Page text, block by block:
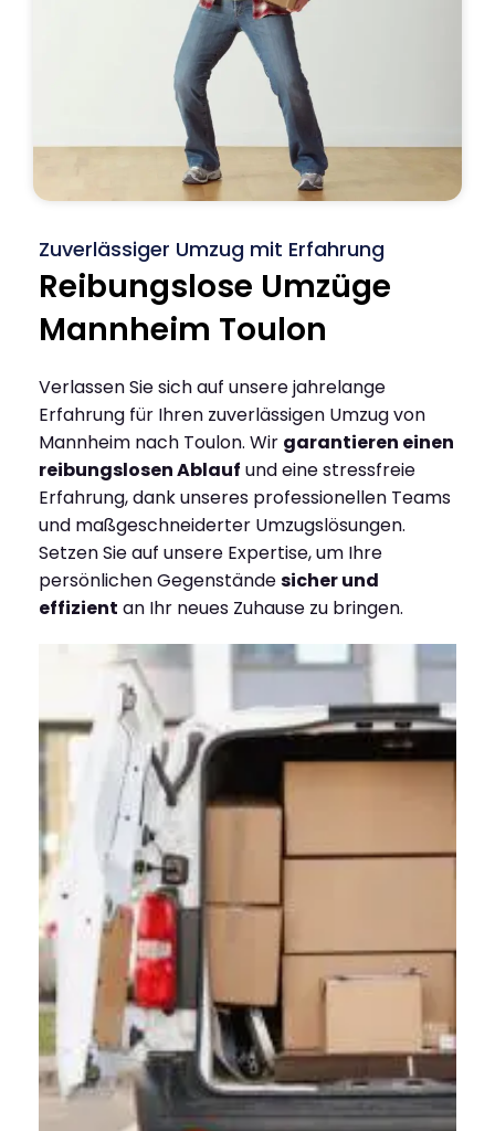
Zuverlässiger Umzug mit Erfahrung
Reibungslose Umzüge
Mannheim Toulon
Verlassen Sie sich auf unsere jahrelange
Erfahrung für Ihren zuverlässigen Umzug von
Mannheim nach Toulon. Wir garantieren einen
reibungslosen Ablauf und eine stressfreie
Erfahrung, dank unseres professionellen Teams
und maßgeschneiderter Umzugslösungen.
Setzen Sie auf unsere Expertise, um Ihre
persönlichen Gegenständesicher und
effizient an Ihr neues Zuhause zu bringen.